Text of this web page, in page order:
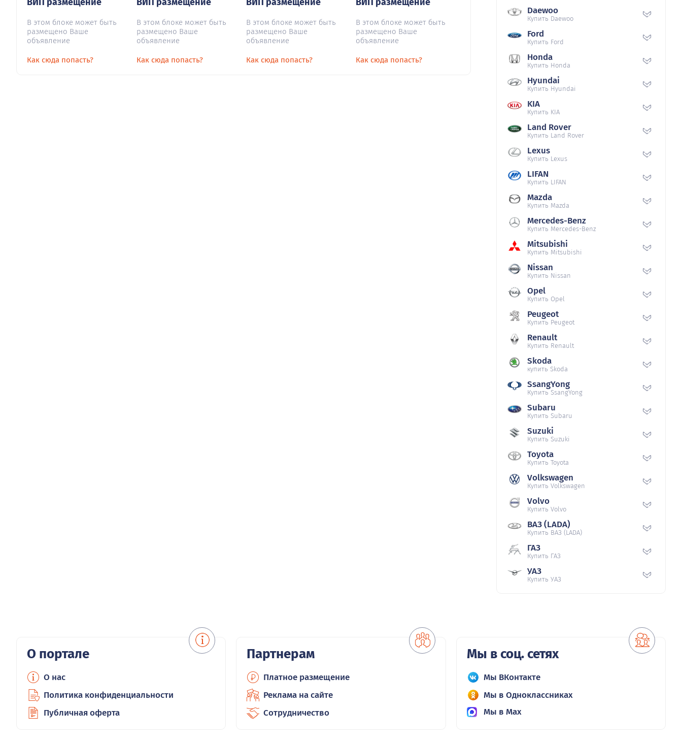
В этом блоке может быть
размещено Ваше
объявление
Как сюда попасть?
В этом блоке может быть
размещено Ваше
объявление
Как сюда попасть?
В этом блоке может быть
размещено Ваше
объявление
Как сюда попасть?
В этом блоке может быть
размещено Ваше
объявление
Как сюда попасть?
Daewoo
Купить Daewoo
Ford
Купить Ford
Honda
Купить Honda
Hyundai
Купить Hyundai
KIA
Купить KIA
Land Rover
Купить Land Rover
Lexus
Купить Lexus
LIFAN
Купить LIFAN
Mazda
Купить Mazda
Mercedes-Benz
Купить Mercedes-Benz
Mitsubishi
Купить Mitsubishi
Nissan
Купить Nissan
Opel
Купить Opel
Peugeot
Купить Peugeot
Renault
Купить Renault
Skoda
купить Skoda
SsangYong
Купить SsangYong
Subaru
Купить Subaru
Suzuki
Купить Suzuki
Toyota
Купить Toyota
Volkswagen
Купить Volkswagen
Volvo
Купить Volvo
ВАЗ (LADA)
Купить ВАЗ (LADA)
ГАЗ
Купить ГАЗ
УАЗ
Купить УАЗ
О портале
О нас
Политика конфиденциальности
Публичная оферта
Партнерам
Платное размещение
Реклама на сайте
Сотрудничество
Мы в соц. сетях
Мы ВКонтакте
Мы в Одноклассниках
Мы в Max